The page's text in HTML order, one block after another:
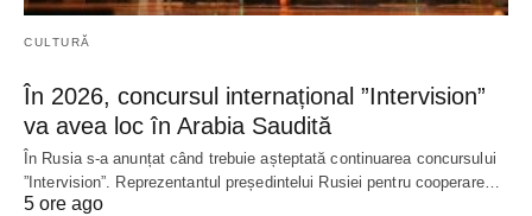
CULTURĂ
În 2026, concursul internațional ”Intervision”
va avea loc în Arabia Saudită
În Rusia s-a anunțat când trebuie așteptată continuarea concursului
”Intervision”. Reprezentantul președintelui Rusiei pentru cooperare…
5 ore ago